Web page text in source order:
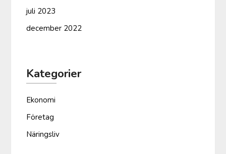
juli 2023
december 2022
Kategorier
Ekonomi
Företag
Näringsliv